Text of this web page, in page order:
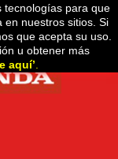
tecnologías para que
en nuestros sitios. Si
que acepta su uso.
u obtener más
aquí’